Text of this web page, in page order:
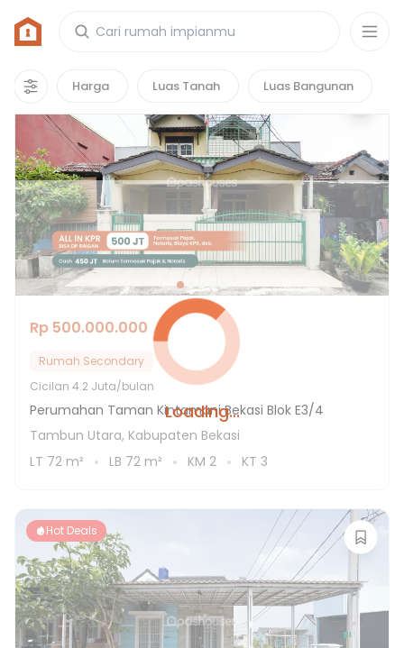
Harga Luas Tanah Luas Bangunan
Loading...
Rumah di Jejalenjaya, Kabupaten Bekasi
10properti
Hot Deals
Rp 500.000.000
Rumah Secondary
Cicilan 4.2 Juta/bulan
Perumahan Taman Kintamani Bekasi Blok E3/4
Tambun Utara, Kabupaten Bekasi
LT 72 m² LB 72 m² KM 2 KT 3
Hot Deals